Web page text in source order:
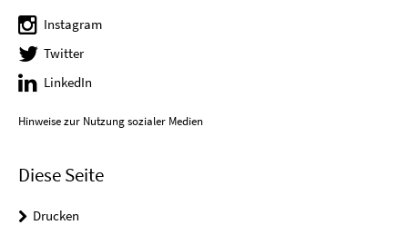
Instagram
Twitter
LinkedIn
Hinweise zur Nutzung sozialer Medien
Diese Seite
Drucken